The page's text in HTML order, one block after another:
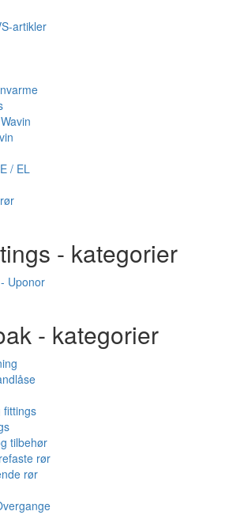
artikler
/ EL
- kategorier
Uponor
- kategorier
fittings
tilbehør
rør
rør